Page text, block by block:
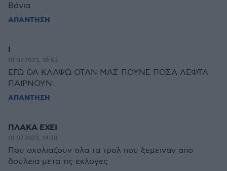
Βάνια
ΑΠΑΝΤΗΣΗ
Ι
01.07.2023, 18:53
ΕΓΩ ΘΑ ΚΛΑΨΩ ΟΤΑΝ ΜΑΣ ΠΟΥΝΕ ΠΟΣΑ ΛΕΦΤΑ
ΠΑΙΡΝΟΥΝ.
ΑΠΑΝΤΗΣΗ
ΠΛΑΚΑ ΕΧΕΙ
01.07.2023, 14:38
Που σχολιαζουν ολα τα τρολ που ξεμειναν απο
δουλεια μετα τις εκλογες